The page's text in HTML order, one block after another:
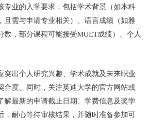
专业的入学要求，包括学术背景（如本科
且需与申请专业相关）、语言成绩（如雅
数，部分课程可能接受MUET成绩）、个人
突出个人研究兴趣、学术成就及未来职业
合度。同时，关注英迪大学的官方网站或
解最新的申请截止日期、学费信息及奖学
，耐心等待审核结果，并随时准备参加可